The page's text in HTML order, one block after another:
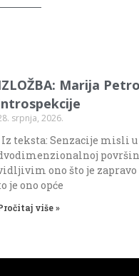
Marija
srpnja, 2026.
Iz teksta: Senzacije misli
ono što je
je ono opće
više »